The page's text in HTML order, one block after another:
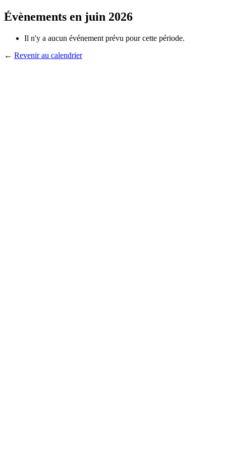
Évènements en juin 2026
Il n'y a aucun événement prévu pour cette période.
← Revenir au calendrier